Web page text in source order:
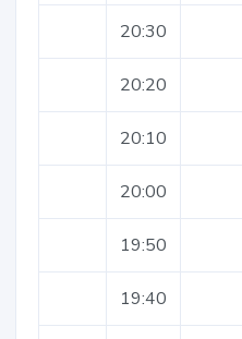
20:30
20:20
20:10
20:00
19:50
19:40